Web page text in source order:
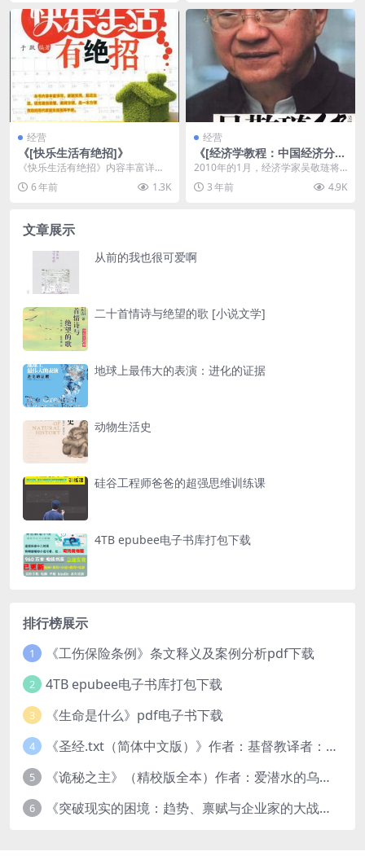
经营
《[快乐生活有绝招]》
《快乐生活有绝招》内容丰富详
尽，新颖实用，贴近生活，语言通
俗易懂，查阅方便，是一...
6 年前 1.3K
经营
《[经济学教程：中国经济分
析]》
2010年的1月，经济学家吴敬琏将
迎来八十岁的寿诞。对于这位中国
最著名的经济学家...
3 年前 4.9K
文章展示
从前的我也很可爱啊
二十首情诗与绝望的歌 [小说文学]
地球上最伟大的表演：进化的证据
动物生活史
硅谷工程师爸爸的超强思维训练课
4TB epubee电子书库打包下载
排行榜展示
1 《工伤保险条例》条文释义及案例分析pdf下载
2 4TB epubee电子书库打包下载
3 《生命是什么》pdf电子书下载
4 《圣经.txt（简体中文版）》作者：基督教译者：中国基督教协会
5 《诡秘之主》（精校版全本）作者：爱潜水的乌贼txt
6 《突破现实的困境：趋势、禀赋与企业家的大战略》pdf图书下载